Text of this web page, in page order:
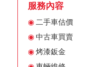
服務內容
二手車估價
中古車買賣
烤漆鈑金